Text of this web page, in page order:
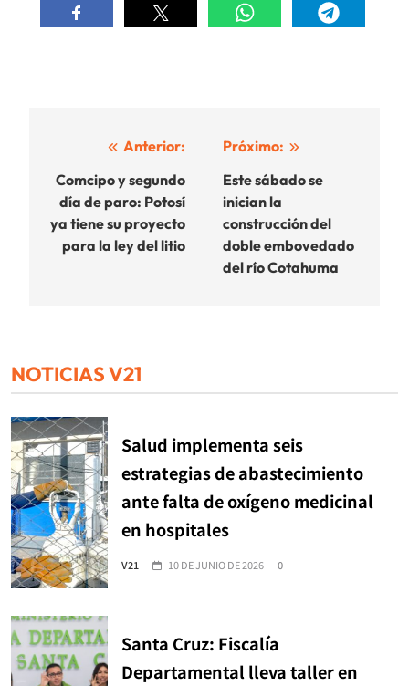
Navegación
de
entradas
Anterior:
Comcipo y segundo
día de paro: Potosí
ya tiene su proyecto
para la ley del litio
Próximo:
Este sábado se
inician la
construcción del
doble embovedado
del río Cotahuma
NOTICIAS V21
Salud implementa seis
estrategias de abastecimiento
ante falta de oxígeno medicinal
en hospitales
V21 10 DE JUNIO DE 2026 0
Santa Cruz: Fiscalía
Departamental lleva taller en